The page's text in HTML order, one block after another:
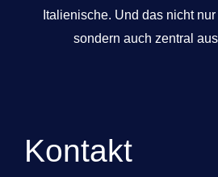
Italienische. Und das nicht
sondern auch zentral
Kontakt